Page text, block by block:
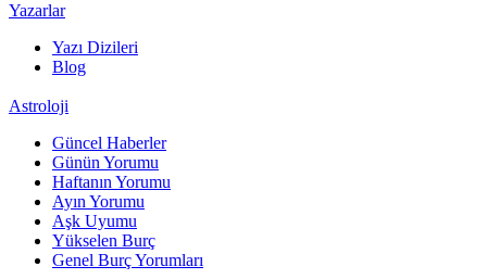
Yazarlar
Yazı Dizileri
Blog
Astroloji
Güncel Haberler
Günün Yorumu
Haftanın Yorumu
Ayın Yorumu
Aşk Uyumu
Yükselen Burç
Genel Burç Yorumları